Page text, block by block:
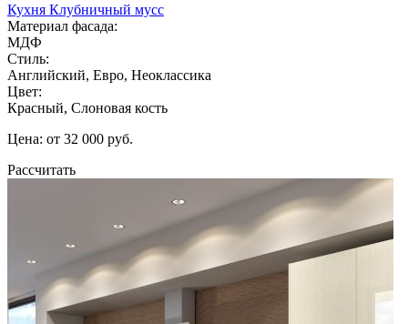
Кухня Клубничный мусс
Материал фасада:
МДФ
Стиль:
Английский, Евро, Неоклассика
Цвет:
Красный, Слоновая кость
Цена: от 32 000 руб.
Рассчитать